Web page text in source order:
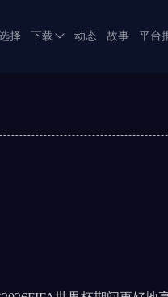
择 下载 动态 故事 平台